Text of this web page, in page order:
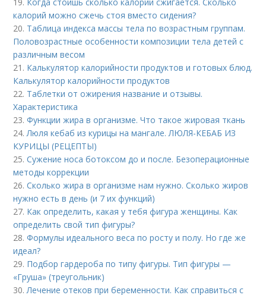
калорий можно сжечь стоя вместо сидения?
20. Таблица индекса массы тела по возрастным группам.
Половозрастные особенности композиции тела детей с
различным весом
21. Калькулятор калорийности продуктов и готовых блюд.
Калькулятор калорийности продуктов
22. Таблетки от ожирения название и отзывы.
Характеристика
23.Функции жира в организме. Что такое жировая ткань
24.Люля кебаб из курицы на мангале. ЛЮЛЯ-КЕБАБ ИЗ
КУРИЦЫ (РЕЦЕПТЫ)
25.Сужение носа ботоксом до и после. Безоперационные
методы коррекции
26.Сколько жира в организме нам нужно. Сколько жиров
нужно есть в день (и 7 их функций)
27. Как определить, какая у тебя фигура женщины. Как
определить свой тип фигуры?
28.Формулы идеального веса по росту и полу. Но где же
идеал?
29. Подбор гардероба по типу фигуры. Тип фигуры —
«Груша» (треугольник)
30.Лечение отеков при беременности. Как справиться с